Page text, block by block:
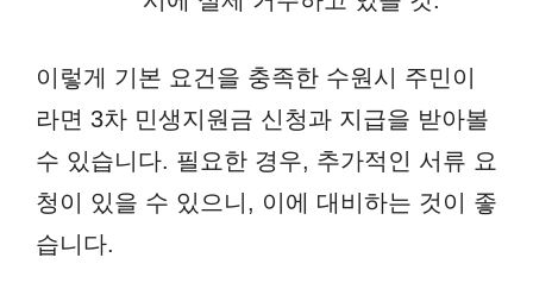
이렇게 기본 요건을 충족한 수원시 주민이
라면 3차 민생지원금 신청과 지급을 받아볼
수 있습니다. 필요한 경우, 추가적인 서류 요
청이 있을 수 있으니, 이에 대비하는 것이 좋
습니다.